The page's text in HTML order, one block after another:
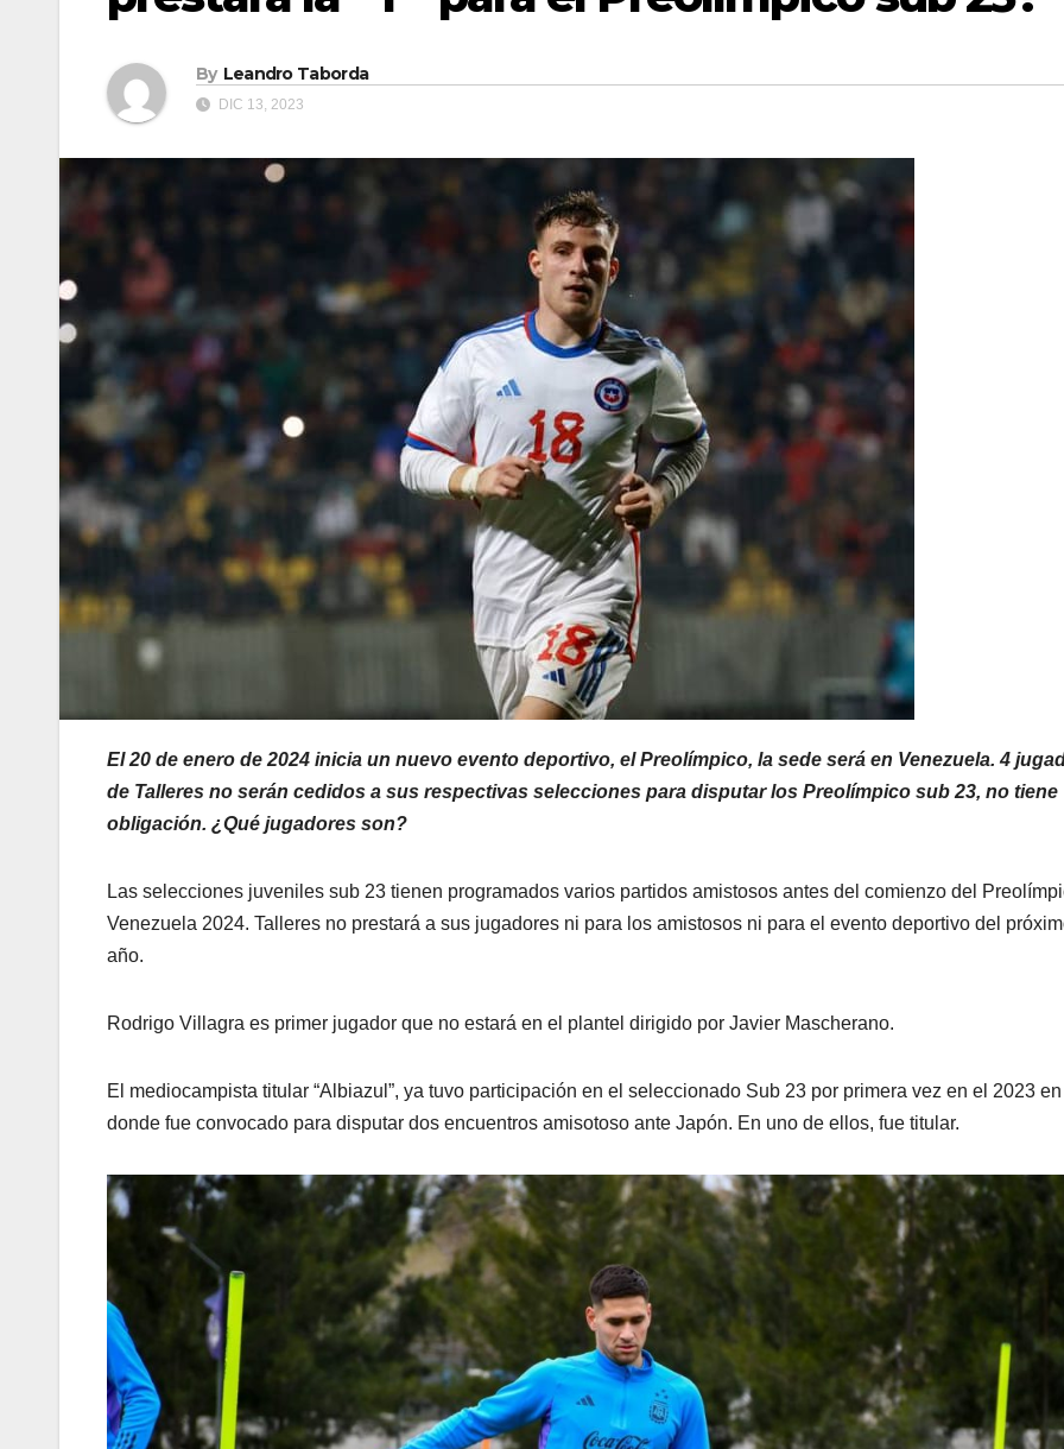
By Leandro Taborda
DIC 13, 2023
El 20 de enero de 2024 inicia un nuevo evento deportivo, el Preolímpico, la sede será en Venezuela. 4
de Talleres no serán cedidos a sus respectivas selecciones para disputar los Preolímpico sub 23, no tiene
obligación. ¿Qué jugadores son?
Las selecciones juveniles sub 23 tienen programados varios partidos amistosos antes del comienzo del
Venezuela 2024. Talleres no prestará a sus jugadores ni para los amistosos ni para el evento deportivo del
año.
Rodrigo Villagra es primer jugador que no estará en el plantel dirigido por Javier Mascherano.
El mediocampista titular “Albiazul”, ya tuvo participación en el seleccionado Sub 23 por primera vez en el 2023 en
donde fue convocado para disputar dos encuentros amisotoso ante Japón. En uno de ellos, fue titular.